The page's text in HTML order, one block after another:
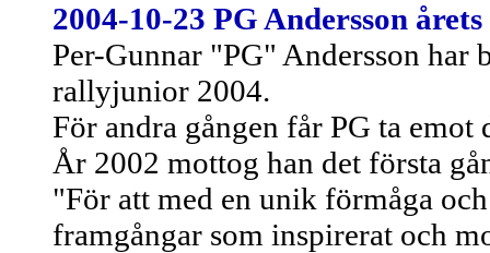
2004-10-23 PG Andersson
Per-Gunnar "PG" Andersson
rallyjunior 2004.
För andra gången får PG ta
År 2002 mottog han det första
"För att med en unik förmåga
framgångar som inspirerat och